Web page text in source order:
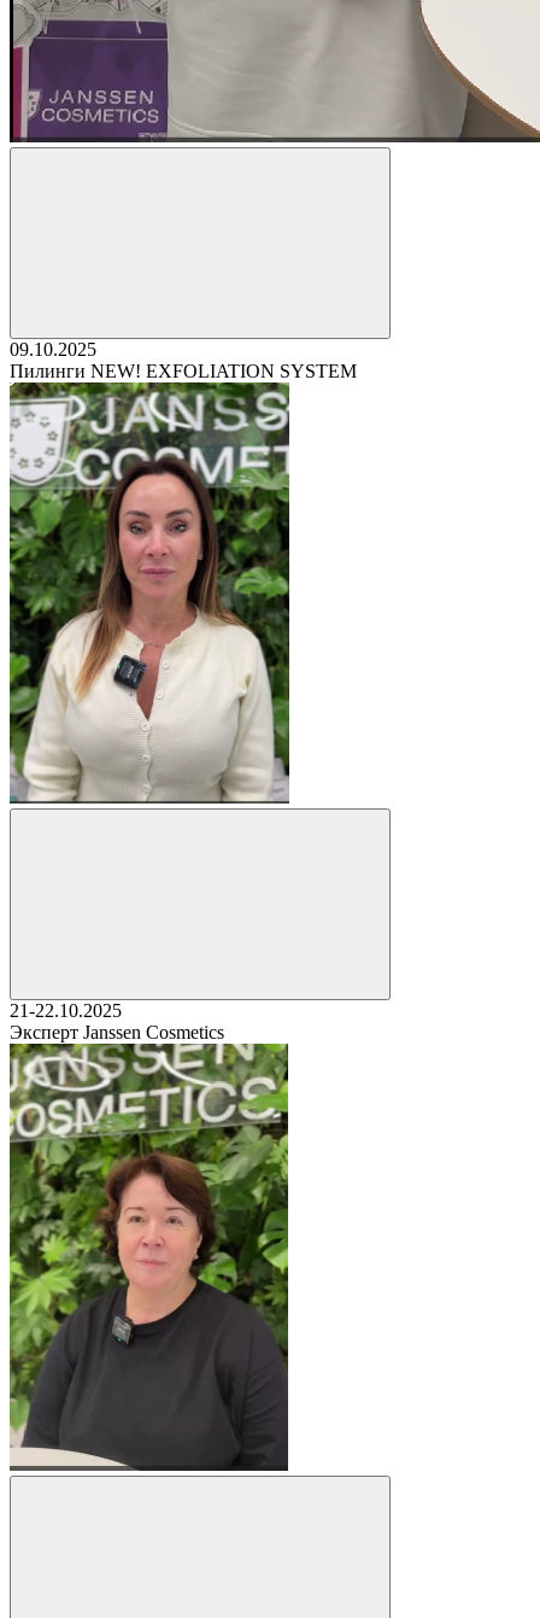
09.10.2025
Пилинги NEW! EXFOLIATION SYSTEM
21-22.10.2025
Эксперт Janssen Cosmetics